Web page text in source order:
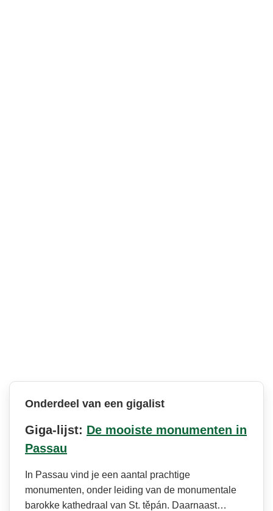
Onderdeel van een gigalist
Giga-lijst: De mooiste monumenten in
Passau
In Passau vind je een aantal prachtige
monumenten, onder leiding van de monumentale
barokke kathedraal van St. těpán. Daarnaast…